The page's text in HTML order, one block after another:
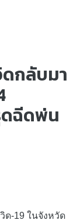
ดกลับมา
ดฉีดพ่น
-19 ในจังหวัด